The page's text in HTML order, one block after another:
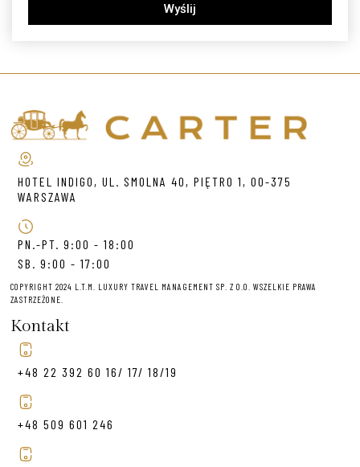
Wyślij
HOTEL INDIGO, UL. SMOLNA 40, PIĘTRO 1, 00-375
WARSZAWA
PN.-PT. 9:00 - 18:00
SB. 9:00 - 17:00
COPYRIGHT 2024 L.T.M. LUXURY TRAVEL MANAGEMENT SP. Z O.O. WSZELKIE PRAWA
ZASTRZEŻONE.
Kontakt
+48 22 392 60 16/ 17/ 18/19
+48 509 601 246